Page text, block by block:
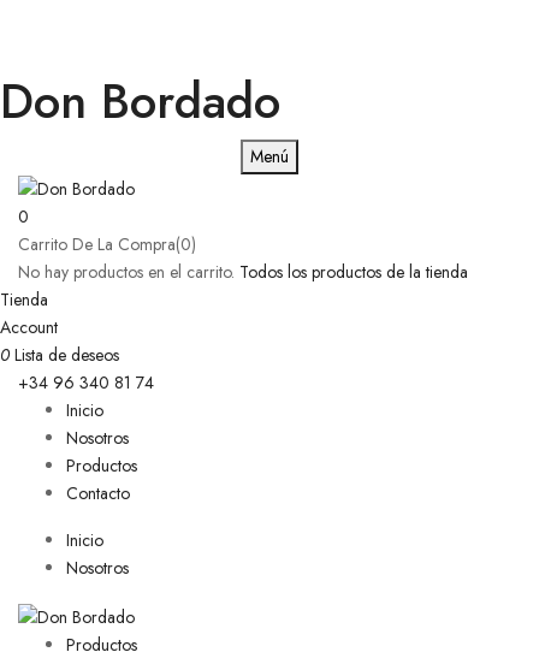
Don Bordado
Menú
0
Carrito De La Compra(0)
No hay productos en el carrito. Todos los productos de la tienda
Tienda
Account
0 Lista de deseos
+34 96 340 81 74
Inicio
Nosotros
Productos
Contacto
Inicio
Nosotros
Productos